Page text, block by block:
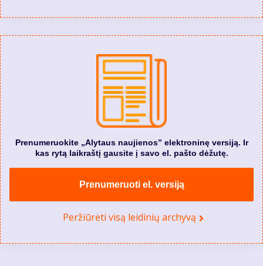
Prenumeruokite „Alytaus naujienos” elektroninę versiją. Ir
kas rytą laikraštį gausite į savo el. pašto dėžutę.
Prenumeruoti el. versiją
Peržiūrėti visą leidinių archyvą